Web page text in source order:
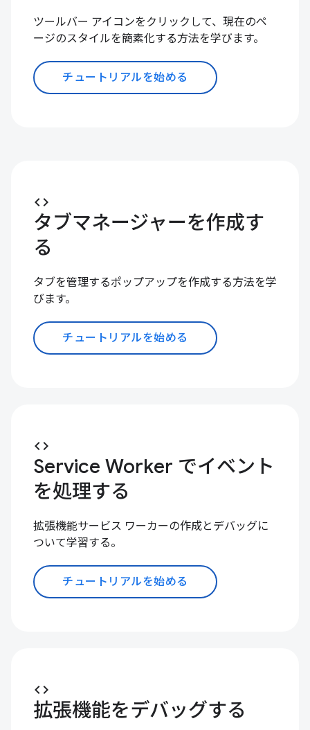
ツールバー アイコンをクリックして、現在のペ
ージのスタイルを簡素化する方法を学びます。
チュートリアルを始める
code
タブマネージャーを作成す
る
タブを管理するポップアップを作成する方法を学
びます。
チュートリアルを始める
code
Service Worker でイベント
を処理する
拡張機能サービス ワーカーの作成とデバッグに
ついて学習する。
チュートリアルを始める
code
拡張機能をデバッグする